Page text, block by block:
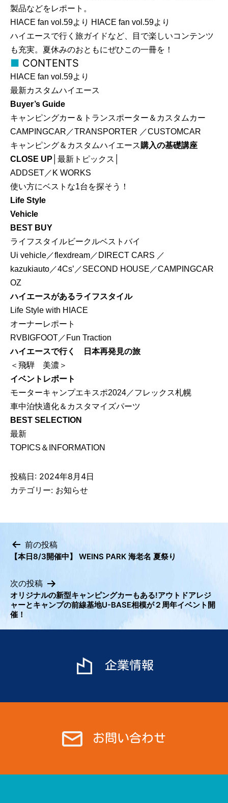
製品などをレポート。
HIACE fan vol.59より HIACE fan vol.59より
ハイエースで行く旅ガイドなど、目で楽しいコンテンツ
も充実。夏休みのおともにぜひこの一冊を！
CONTENTS
HIACE fan vol.59より
最新カスタムハイエース
Buyer’s Guide
キャンピングカー＆トランスポーター＆カスタムカー
CAMPINGCAR／TRANSPORTER ／CUSTOMCAR
キャンピング＆カスタムハイエース購入の基礎講座
CLOSE UP │最新トピックス│
ADDSET／K WORKS
使い方にベストな1台を探そう！
Life Style
Vehicle
BEST BUY
ライフスタイルビークルベストバイ
Ui vehicle／flexdream／DIRECT CARS ／
kazukiauto／4Cs’／SECOND HOUSE／CAMPINGCAR
OZ
ハイエースがあるライフスタイル
Life Style with HIACE
オーナーレポート
RVBIGFOOT／Fun Traction
ハイエースで行く 日本再発見の旅
＜飛騨 美濃＞
イベントレポート
モーターキャンプエキスポ2024／フレックス札幌
車中泊快適化＆カスタマイズパーツ
BEST SELECTION
最新
TOPICS＆INFORMATION
投稿日: 2024年8月4日
カテゴリー: お知らせ
投
ナ
ビ
ー
前の投稿
【本日8/3開催中】 WEINS PARK 海老名 夏祭り
次の投稿
オリジナルの新型キャンピングカーもある!アウトドアレジ
ャーとキャンプの前線基地U-BASE相模が２周年イベント開
催！
企業情報
お問い合わせ